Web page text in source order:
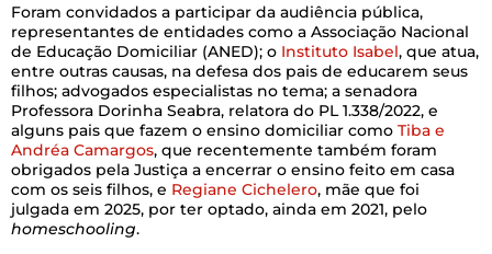
Foram convidados a participar da audiência pública,
representantes de entidades como a Associação Nacional
de Educação Domiciliar (ANED); o Instituto Isabel, que atua,
entre outras causas, na defesa dos pais de educarem seus
filhos; advogados especialistas no tema; a senadora
Professora Dorinha Seabra, relatora do PL 1.338/2022, e
alguns pais que fazem o ensino domiciliar como Tiba e
Andréa Camargos, que recentemente também foram
obrigados pela Justiça a encerrar o ensino feito em casa
com os seis filhos, e Regiane Cichelero, mãe que foi
julgada em 2025, por ter optado, ainda em 2021, pelo
homeschooling.